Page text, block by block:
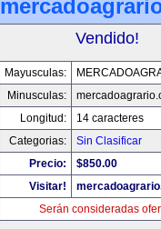
Vendido!
Mayusculas:
Minusculas:
Longitud:
14 caracteres
Categorias:
Sin Clasificar
Precio:
$850.00
Visitar!
Serán consideradas